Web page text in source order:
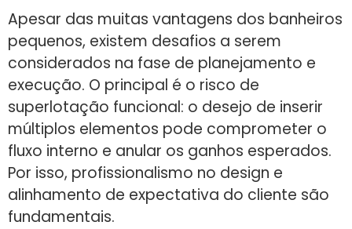
Apesar das muitas vantagens dos banheiros
pequenos, existem desafios a serem
considerados na fase de planejamento e
execução. O principal é o risco de
superlotação funcional: o desejo de inserir
múltiplos elementos pode comprometer o
fluxo interno e anular os ganhos esperados.
Por isso, profissionalismo no design e
alinhamento de expectativa do cliente são
fundamentais.